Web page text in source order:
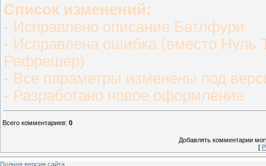
Список изменений:
- Исправлено описание Батлфури
- Исправлена ошибка (вместо Нуль
Рефрешер)
- Все параметры изменены под
- Разработано новое оформление
Всего комментариев: 0
Добавлять комментарии
[
Полная версия сайта